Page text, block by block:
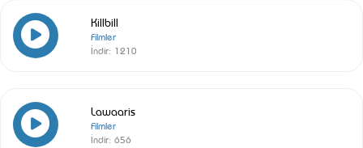
Killbill
Filmler
İndir: 1210
Lawaaris
Filmler
İndir: 656